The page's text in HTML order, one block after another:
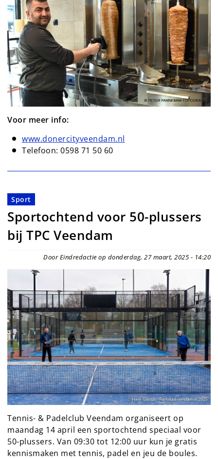
Voor meer info:
www.donercityveendam.nl
Telefoon: 0598 71 50 60
Sport
Sportochtend voor 50-plussers
bij TPC Veendam
Door Eindredactie op donderdag, 27 maart, 2025 - 14:20
Tennis- & Padelclub Veendam organiseert op
maandag 14 april een sportochtend speciaal voor
50-plussers. Van 09:30 tot 12:00 uur kun je gratis
kennismaken met tennis, padel en jeu de boules.